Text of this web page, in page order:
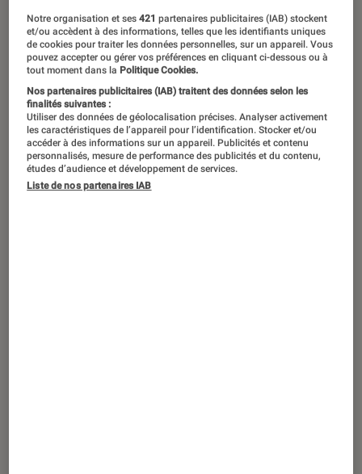
Monsters: on connait (enfin) la date de
sortie du spin-off de
ACTU
Mangas • 11 jan. 2024
Notre organisation et ses421 partenaires publicitaires (IAB) stockent
et/ou accèdent à des informations, telles que les identifiants uniques
de cookies pour traiter les données personnelles, sur un appareil. Vous
pouvez accepter ou gérer vos préférences en cliquant ci-dessous ou à
tout moment dans la Politique Cookies.
Nos partenaires publicitaires (IAB) traitent des données selon les
finalités suivantes :
Utiliser des données de géolocalisation précises. Analyser activement
les caractéristiques de l’appareil pour l’identification. Stocker et/ou
accéder à des informations sur un appareil. Publicités et contenu
personnalisés, mesure de performance des publicités et du contenu,
études d’audience et développement de services.
Liste de nos partenaires IAB